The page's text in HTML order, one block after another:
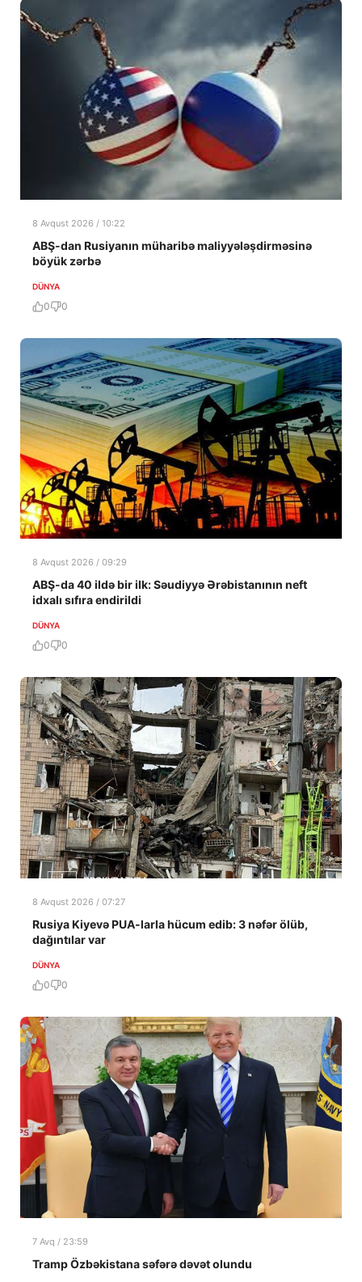
8 Avqust 2026 / 10:22
ABŞ-dan Rusiyanın müharibə maliyyələşdirməsinə
böyük zərbə
DÜNYA
0 0
8 Avqust 2026 / 09:29
ABŞ-da 40 ildə bir ilk: Səudiyyə Ərəbistanının neft
idxalı sıfıra endirildi
DÜNYA
0 0
8 Avqust 2026 / 07:27
Rusiya Kiyevə PUA-larla hücum edib: 3 nəfər ölüb,
dağıntılar var
DÜNYA
0 0
7 Avq / 23:59
Tramp Özbəkistana səfərə dəvət olundu